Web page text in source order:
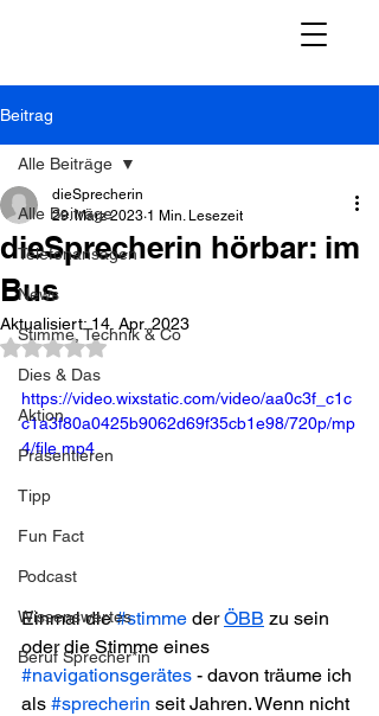
Beitrag
Alle Beiträge
Telefonansagen
News
Stimme, Technik & Co
Dies & Das
Aktion
Präsentieren
Tipp
Fun Fact
Podcast
Wissenswertes
Beruf Sprecher*in
Alle Beiträge
dieSprecherin hörbar: im
Bus
dieSprecherin
29. März 2023 1 Min. Lesezeit
Aktualisiert: 14. Apr. 2023
Mit NaN von 5 Sternen bewertet.
https://video.wixstatic.com/video/aa0c3f_c1c
c1a3f80a0425b9062d69f35cb1e98/720p/mp
4/file.mp4
Einmal die #stimme der ÖBB zu sein
oder die Stimme eines
#navigationsgerätes - davon träume ich
als #sprecherin seit Jahren. Wenn nicht